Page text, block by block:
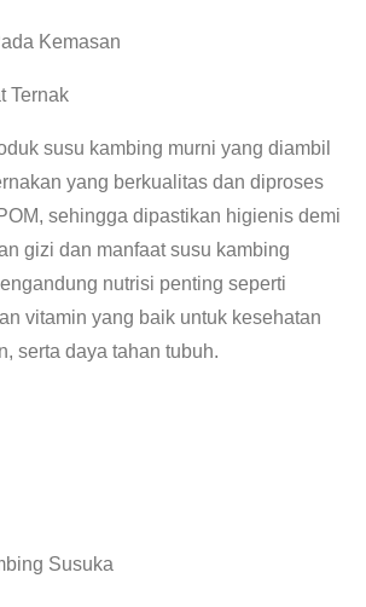
Kemasan
Ternak
susu kambing murni yang diambil
yang berkualitas dan diproses
sehingga dipastikan higienis demi
gizi dan manfaat susu kambing
nutrisi penting seperti
vitamin yang baik untuk kesehatan
serta daya tahan tubuh.
Susuka